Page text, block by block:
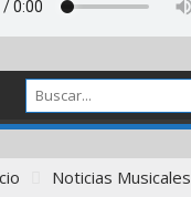
Noticias Musicales